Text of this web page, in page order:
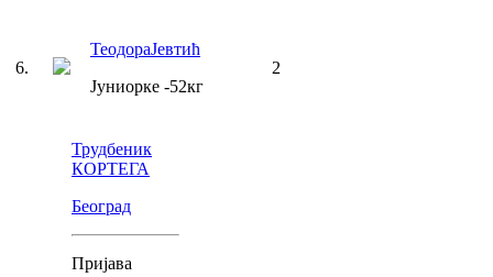
6.
ТеодораЈевтић
Јуниорке -52кг
2
Трудбеник
КОРТЕГА
Београд
Пријава